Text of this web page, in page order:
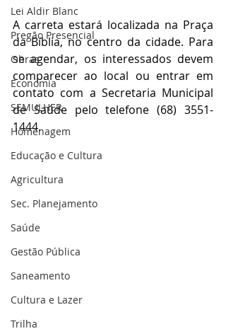
Lei Aldir Blanc
Pregão Presencial
Obras
Economia
SEMULHER
Homenagem
Educação e Cultura
Agricultura
Sec. Planejamento
Saúde
Gestão Pública
Saneamento
Cultura e Lazer
Trilha
A carreta estará localizada na Praça
da Bíblia, no centro da cidade. Para
se agendar, os interessados devem
comparecer ao local ou entrar em
contato com a Secretaria Municipal
de Saúde pelo telefone (68) 3551-
1444.